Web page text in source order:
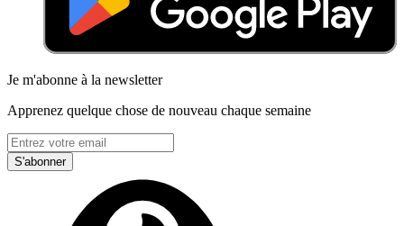
Je m'abonne à la newsletter
Apprenez quelque chose de nouveau chaque semaine
S'abonner